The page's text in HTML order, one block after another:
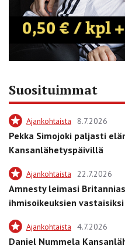
Suosituimmat
Ajankohtaista 8.7.2026
Pekka Simojoki paljasti
Kansanlähetyspäivillä
Ajankohtaista 22.7.2026
Amnesty leimasi
ihmisoikeuksien vastaisiksi
Ajankohtaista 4.7.2026
Daniel Nummela